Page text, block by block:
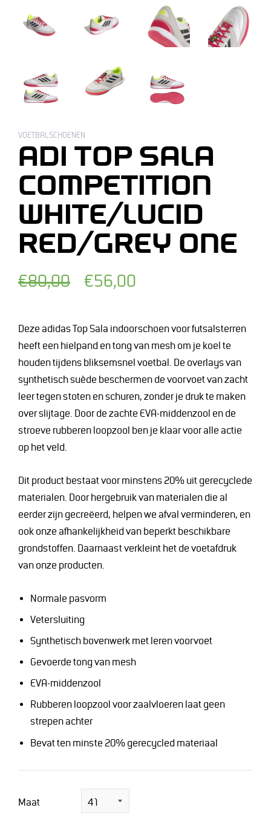
VOETBALSCHOENEN
ADI TOP SALA
COMPETITION
WHITE/LUCID
RED/GREY ONE
Normale
Afgeprijsde
€80,00 €56,00
Deze adidas Top Sala indoorschoen voor futsalsterren
heeft een hielpand en tong van mesh om je koel te
houden tijdens bliksemsnel voetbal. De overlays van
synthetisch suède beschermen de voorvoet van zacht
leer tegen stoten en schuren, zonder je druk te maken
over slijtage. Door de zachte EVA-middenzool en de
stroeve rubberen loopzool ben je klaar voor alle actie
op het veld.
Dit product bestaat voor minstens 20% uit gerecyclede
materialen. Door hergebruik van materialen die al
eerder zijn gecreëerd, helpen we afval verminderen, en
ook onze afhankelijkheid van beperkt beschikbare
grondstoffen. Daarnaast verkleint het de voetafdruk
van onze producten.
Normale pasvorm
Vetersluiting
Synthetisch bovenwerk met leren voorvoet
Gevoerde tong van mesh
EVA-middenzool
Rubberen loopzool voor zaalvloeren laat geen
strepen achter
Bevat ten minste 20% gerecycled materiaal
Maat